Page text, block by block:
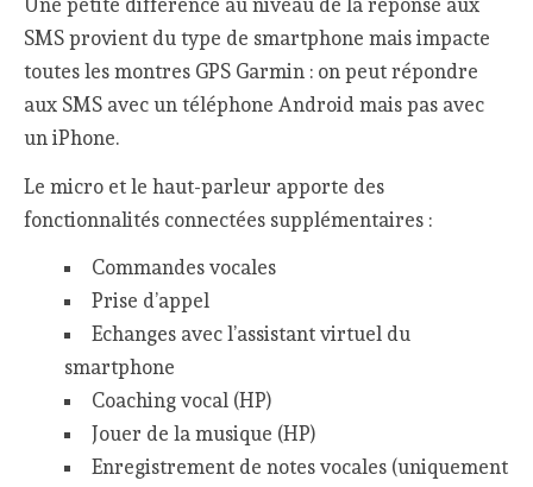
SMS provient du type de smartphone mais impacte
toutes les montres GPS Garmin : on peut répondre
aux SMS avec un téléphone Android mais pas avec
un iPhone.
Le micro et le haut-parleur apporte des
fonctionnalités connectées supplémentaires :
Commandes vocales
Prise d’appel
Echanges avec l’assistant virtuel du
smartphone
Coaching vocal (HP)
Jouer de la musique (HP)
Enregistrement de notes vocales (uniquement